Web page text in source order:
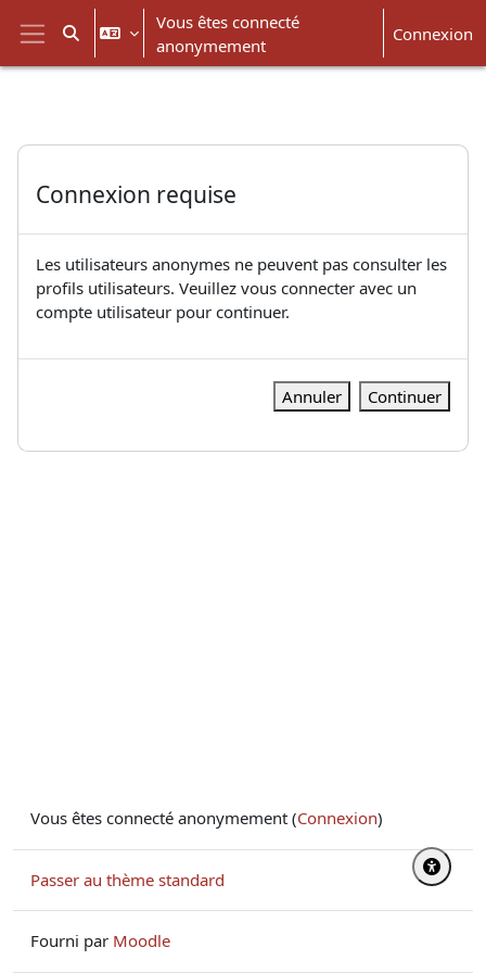
Passer au contenu principal
Panneau latéral
Activer/désactiver la saisie de recherche
Vous êtes connecté
anonymement
Connexion
Connexion requise
Les utilisateurs anonymes ne peuvent pas consulter les
profils utilisateurs. Veuillez vous connecter avec un
compte utilisateur pour continuer.
Annuler Continuer
Vous êtes connecté anonymement (Connexion)
Passer au thème standard
Fourni par Moodle